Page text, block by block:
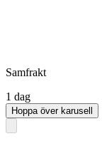
Samfrakt
1 dag
Hoppa över karusell